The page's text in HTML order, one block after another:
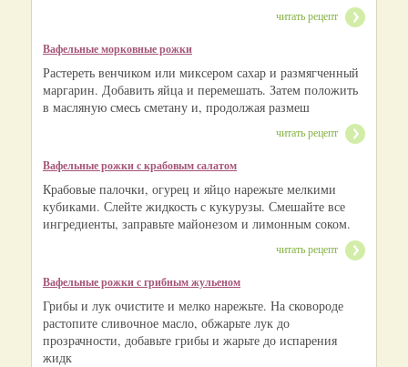
читать рецепт
Вафельные морковные рожки
Растереть венчиком или миксером сахар и размягченный
маргарин. Добавить яйца и перемешать. Затем положить
в масляную смесь сметану и, продолжая размеш
читать рецепт
Вафельные рожки с крабовым салатом
Крабовые палочки, огурец и яйцо нарежьте мелкими
кубиками. Слейте жидкость с кукурузы. Смешайте все
ингредиенты, заправьте майонезом и лимонным соком.
читать рецепт
Вафельные рожки с грибным жульеном
Грибы и лук очистите и мелко нарежьте. На сковороде
растопите сливочное масло, обжарьте лук до
прозрачности, добавьте грибы и жарьте до испарения
жидк